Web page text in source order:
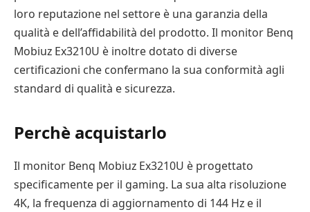
loro reputazione nel settore è una garanzia della
qualità e dell’affidabilità del prodotto. Il monitor Benq
Mobiuz Ex3210U è inoltre dotato di diverse
certificazioni che confermano la sua conformità agli
standard di qualità e sicurezza.
Perchè acquistarlo
Il monitor Benq Mobiuz Ex3210U è progettato
specificamente per il gaming. La sua alta risoluzione
4K, la frequenza di aggiornamento di 144 Hz e il